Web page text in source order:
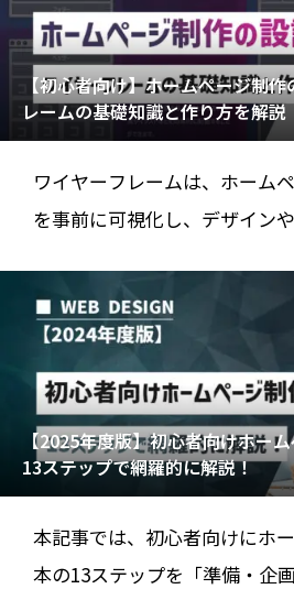
【初心者向け】ホームページ制
レームの基礎知識と作り方を解説
ワイヤーフレームは、ホーム
を事前に可視化し、デザイン
にお
【2025年度版】初心者向けホー
13ステップで網羅的に解説！
本記事では、初心者向けにホ
本の13ステップを「準備・企